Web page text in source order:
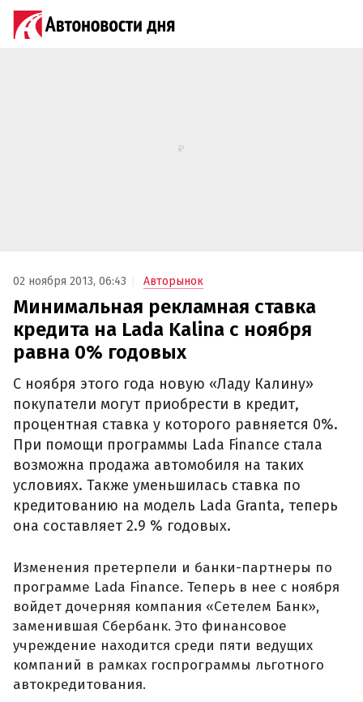
02 ноября 2013, 06:43 Авторынок
Минимальная рекламная ставка
кредита на Lada Kalina с ноября
равна 0% годовых
С ноября этого года новую «Ладу Калину»
покупатели могут приобрести в кредит,
процентная ставка у которого равняется 0%.
При помощи программы Lada Finance стала
возможна продажа автомобиля на таких
условиях. Также уменьшилась ставка по
кредитованию на модель Lada Granta, теперь
она составляет 2.9 % годовых.
Изменения претерпели и банки-партнеры по
программе Lada Finance. Теперь в нее с ноября
войдет дочерняя компания «Сетелем Банк»,
заменившая Сбербанк. Это финансовое
учреждение находится среди пяти ведущих
компаний в рамках госпрограммы льготного
автокредитования.